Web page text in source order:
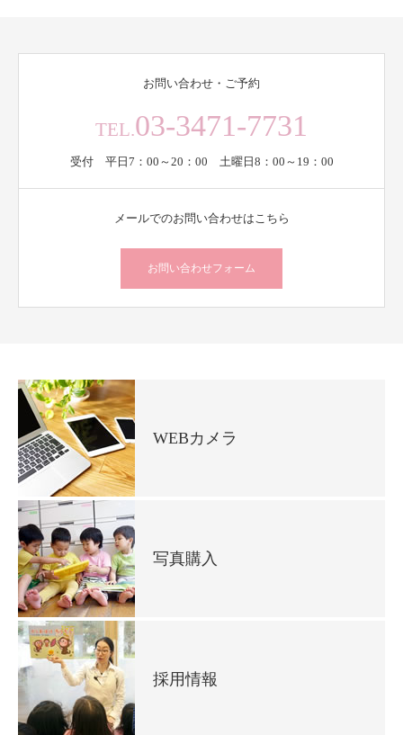
お問い合わせ・ご予約
TEL.03-3471-7731
受付 平日7：00～20：00 土曜日8：00～19：00
メールでのお問い合わせはこちら
お問い合わせフォーム
WEBカメラ
写真購入
採用情報